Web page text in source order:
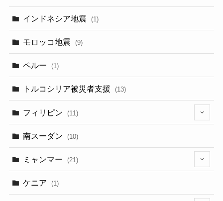
インドネシア地震 (1)
モロッコ地震 (9)
ペルー (1)
トルコシリア被災者支援 (13)
フィリピン (11)
南スーダン (10)
ミャンマー (21)
ケニア (1)